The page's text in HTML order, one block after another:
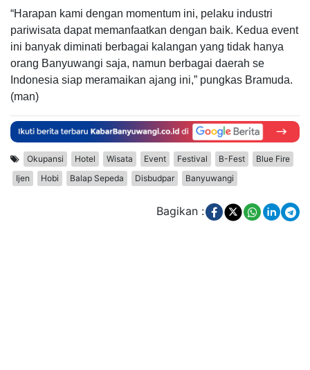
“Harapan kami dengan momentum ini, pelaku industri
pariwisata dapat memanfaatkan dengan baik. Kedua event
ini banyak diminati berbagai kalangan yang tidak hanya
orang Banyuwangi saja, namun berbagai daerah se
Indonesia siap meramaikan ajang ini,” pungkas Bramuda.
(man)
Okupansi Hotel Wisata Event Festival B-Fest
Blue Fire
Ijen
Hobi Balap Sepeda Disbudpar Banyuwangi
Bagikan :